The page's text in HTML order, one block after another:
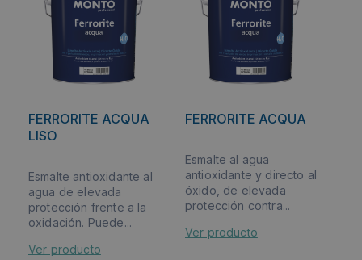
FERRORITE ACQUA
LISO
Esmalte antioxidante al
agua de elevada
protección frente a la
oxidación. Puede...
Ver producto
FERRORITE ACQUA
Esmalte al agua
antioxidante y directo al
óxido, de elevada
protección contra...
Ver producto